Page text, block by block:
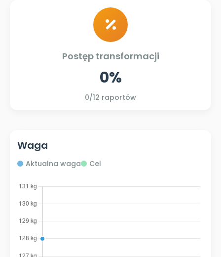
Postęp transformacji
0%
0/12 raportów
Waga
Aktualna waga Cel